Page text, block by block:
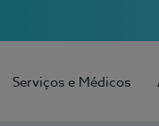
Serviços e Médicos